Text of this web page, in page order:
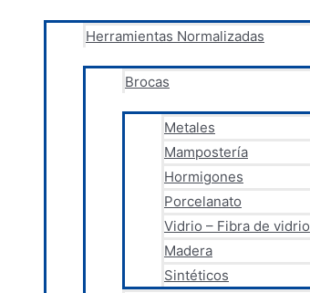
Herramientas Normalizadas
Brocas
Metales
Mampostería
Hormigones
Porcelanato
Vidrio – Fibra de vidrio
Madera
Sintéticos